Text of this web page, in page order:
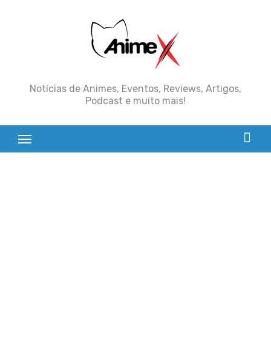
Notícias de Animes, Eventos, Reviews, Artigos,
Podcast e muito mais!